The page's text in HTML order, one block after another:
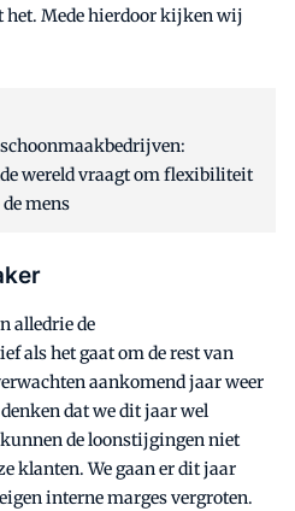
het. Mede hierdoor kijken wij
wereld vraagt om flexibiliteit
mens
alledrie de
als het gaat om de rest van
aankomend jaar weer
dat we dit jaar wel
de loonstijgingen niet
klanten. We gaan er dit jaar
interne marges vergroten.